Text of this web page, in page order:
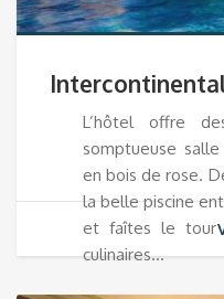
L’hôtel offre
somptueuse
en bois de rose.
la belle piscine
et faîtes le tour
culinaires…